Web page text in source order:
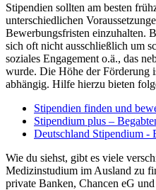
Stipendien sollten am besten
unterschiedlichen
Bewerbungsfristen einzuhalten.
sich oft nicht ausschließlich um
soziales Engagement o.ä., das
wurde. Die Höhe der Förderung
abhängig. Hilfe hierzu bieten
Stipendien finden und
Stipendium plus –
Deutschland Stipendium -
Wie du siehst, gibt es viele
Medizinstudium im Ausland zu
private Banken, Chancen eG